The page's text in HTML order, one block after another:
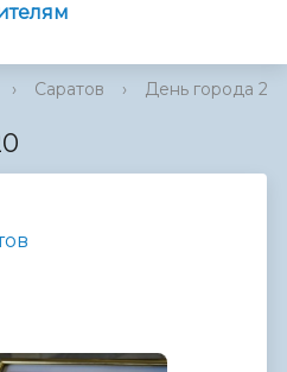
› Саратов › День города